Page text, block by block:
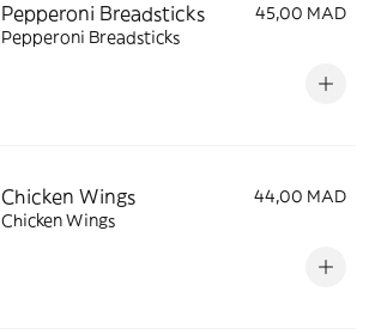
Pepperoni Breadsticks
45,00 MAD
Pepperoni Breadsticks
Chicken Wings
44,00 MAD
Chicken Wings